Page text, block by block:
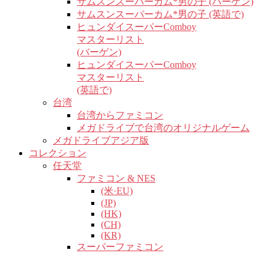
サムスンスーパーカム*男の子 (英語で)
ヒュンダイスーパーComboy
マスターリスト
(バーゲン)
ヒュンダイスーパーComboy
マスターリスト
(英語で)
台湾
台湾からファミコン
メガドライブで台湾のオリジナルゲーム
メガドライブアジア版
コレクション
任天堂
ファミコン & NES
(米·EU)
(JP)
(HK)
(CH)
(KR)
スーパーファミコン